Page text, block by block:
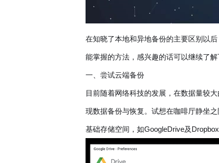
在知晓了本地和异地备份的主要区别以
能掌握的方法，感兴趣的话可以继续了
一、尝试云端备份
目前随着网络科技的发展，在数据量较
现数据备份与恢复。试想在咖啡厅静坐
基础存储空间，如GoogleDrive及